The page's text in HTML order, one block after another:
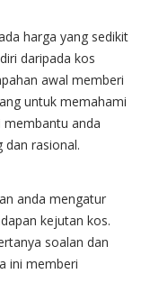
harga yang sedikit
daripada kos
awal memberi
untuk memahami
membantu anda
dan rasional.
anda mengatur
kejutan kos.
soalan dan
ini memberi